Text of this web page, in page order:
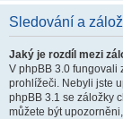
Sledování a
Jaký je rozdíl mezi
V phpBB 3.0 fungovali
prohlížeči. Nebyli jste
phpBB 3.1 se záložky
můžete být